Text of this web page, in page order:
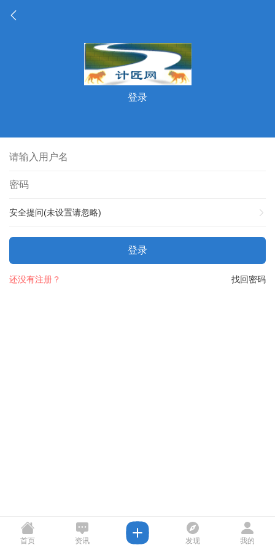
登录
安全提问(未设置请忽略)
登录
找回密码
还没有注册？
首页 资讯 发现 我的